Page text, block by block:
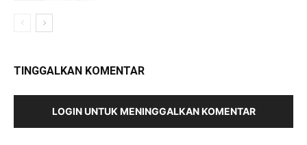
TINGGALKAN KOMENTAR
LOGIN UNTUK MENINGGALKAN KOMENTAR